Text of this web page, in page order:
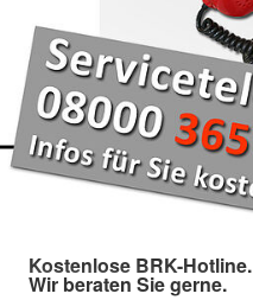
Kostenlose BRK-Hotline.
Wir beraten Sie gerne.